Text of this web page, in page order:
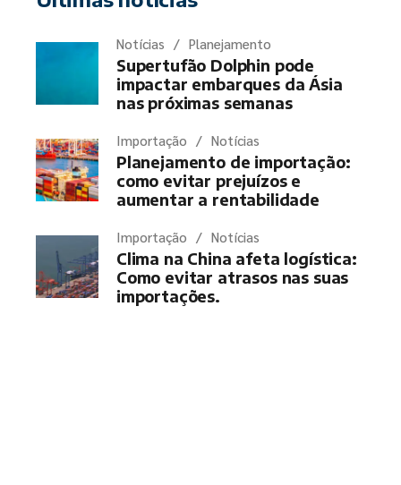
Notícias Planejamento
Supertufão Dolphin pode
impactar embarques da Ásia
nas próximas semanas
Importação Notícias
Planejamento de importação:
como evitar prejuízos e
aumentar a rentabilidade
Importação Notícias
Clima na China afeta logística:
Como evitar atrasos nas suas
importações.